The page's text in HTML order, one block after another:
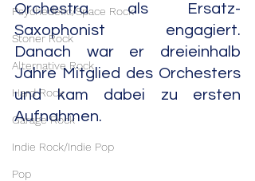
Psychedelic/Space Rock
Stoner Rock
Alternative Rock
Hard Rock
Garage Rock
Indie Rock/Indie Pop
Pop
Orchestra als Ersatz-
Saxophonist engagiert.
Danach war er dreieinhalb
Jahre Mitglied des Orchesters
und kam dabei zu ersten
Aufnahmen.